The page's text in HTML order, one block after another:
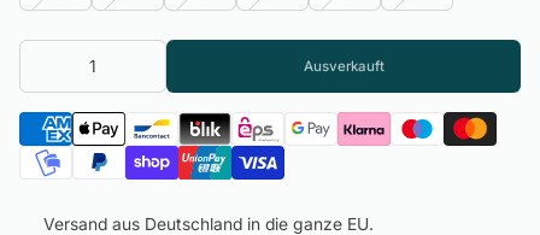
Ausverkauft
Versand aus Deutschland in die ganze EU.